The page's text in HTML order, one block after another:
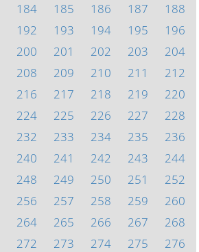
184 185 186 187
188
192 193 194 195
196
200 201 202 203
204
208 209 210 211
212
216 217 218 219
220
224 225 226 227
228
232 233 234 235
236
240 241 242 243
244
248 249 250 251
252
256 257 258 259
260
264 265 266 267
268
272 273 274 275
276